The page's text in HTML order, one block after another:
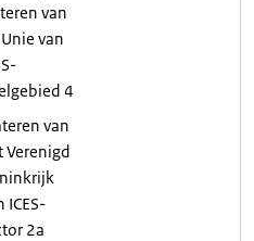
van
van
4
van
Verenigd
ICES-
2a